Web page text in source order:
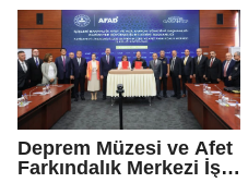
gazilerimizin
fedakârlıkları
gölgelenmesin
Deprem Müzesi ve Afet
Farkındalık Merkezi İş